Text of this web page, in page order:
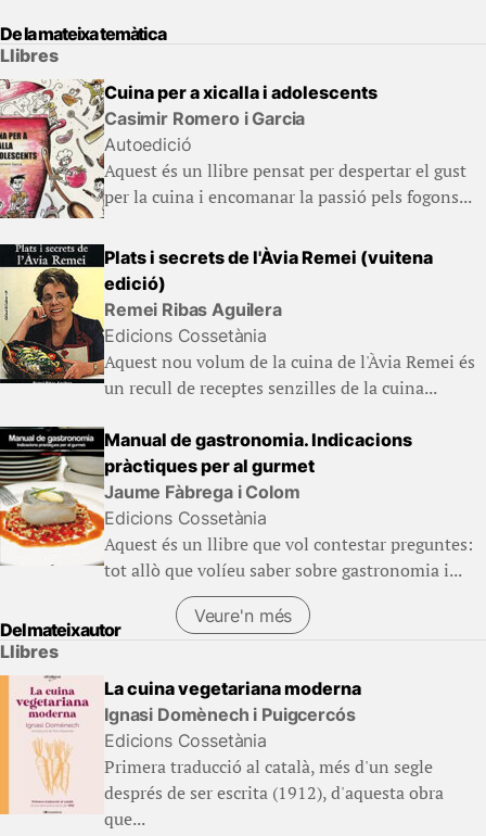
De la mateixa temàtica
Llibres
Cuina per a xicalla i adolescents
Casimir Romero i Garcia
Autoedició
Aquest és un llibre pensat per despertar el gust
per la cuina i encomanar la passió pels fogons...
Plats i secrets de l'Àvia Remei (vuitena
edició)
Remei Ribas Aguilera
Edicions Cossetània
Aquest nou volum de la cuina de l'Àvia Remei és
un recull de receptes senzilles de la cuina...
Manual de gastronomia. Indicacions
pràctiques per al gurmet
Jaume Fàbrega i Colom
Edicions Cossetània
Aquest és un llibre que vol contestar preguntes:
tot allò que volíeu saber sobre gastronomia i...
Veure'n més
Del mateix autor
Llibres
La cuina vegetariana moderna
Ignasi Domènech i Puigcercós
Edicions Cossetània
Primera traducció al català, més d'un segle
després de ser escrita (1912), d'aquesta obra
que...